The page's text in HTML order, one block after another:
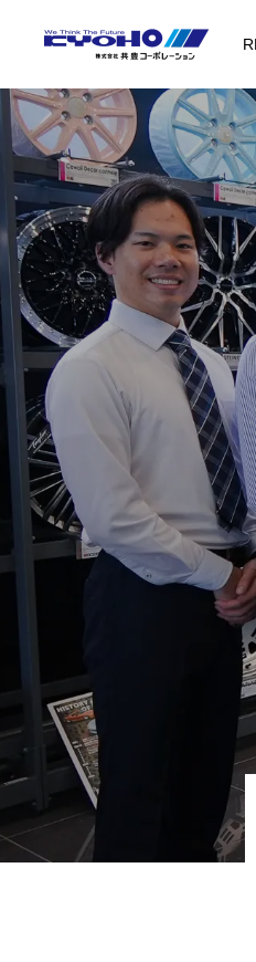
代表メッセージ
WORKS